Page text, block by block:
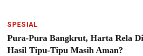
SPESIAL
Pura-Pura Bangkrut, Harta Rela
Hasil Tipu-Tipu Masih Aman?